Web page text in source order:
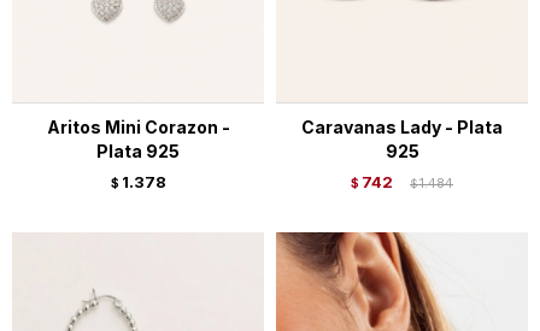
Aritos Mini Corazon -
Plata 925
$ 1.378
Caravanas Lady - Plata
925
$ 742 $ 1.484